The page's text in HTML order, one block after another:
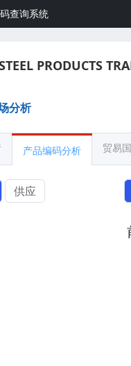
查询系统
PRODUCTS
分析
产品编码分析 贸易
供应